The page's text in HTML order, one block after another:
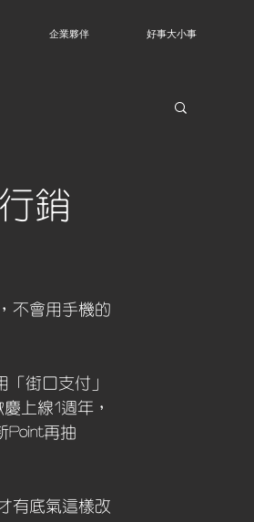
企業夥伴 好事大小事
銷
不會用手機的
街口支付」
上線1週年，
Point再抽
有底氣這樣改